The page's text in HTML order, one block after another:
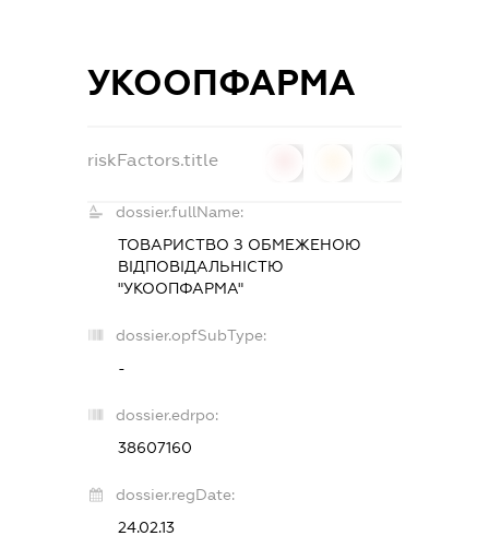
УКООПФАРМА
riskFactors.title
dossier.fullName:
ТОВАРИСТВО З ОБМЕЖЕНОЮ
ВІДПОВІДАЛЬНІСТЮ
"УКООПФАРМА"
dossier.opfSubType:
-
dossier.edrpo:
38607160
dossier.regDate:
24.02.13